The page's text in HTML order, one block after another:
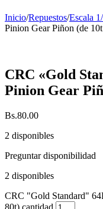
Inicio/Repuestos/Escala
Pinion Gear Piñon (de
CRC «Gold
Pinion Gear
Bs.80.00
2 disponibles
Preguntar disponibilidad
2 disponibles
CRC "Gold Standard"
80t) cantidad